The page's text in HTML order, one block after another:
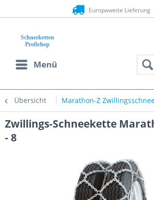
Europaweite Lieferung
Menü
Übersicht Marathon-Z
Zwillings-Schneekette
- 8